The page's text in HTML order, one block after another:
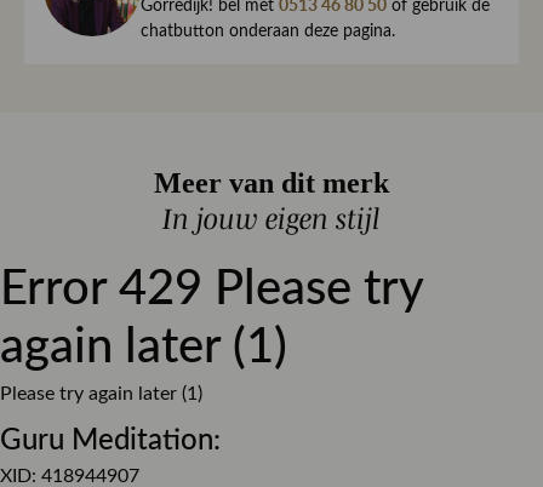
Pasvorm Straight
altijd welkom om ieder artikel eerst te passen op ons
de winkel is dat altijd gratis. Lees hier meer over ruilen en
Lees meer over bezorgen, ruilen en retourneren
Gorredijk! bel met
of gebruik de
chatbutton onderaan deze pagina.
Meer van dit merk
In jouw eigen stijl
Error 429 Please try
again later (1)
Please try again later (1)
Guru Meditation:
XID: 418944907